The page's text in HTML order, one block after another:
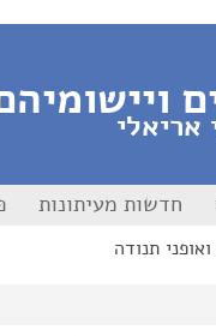
חדשות מעיתונות